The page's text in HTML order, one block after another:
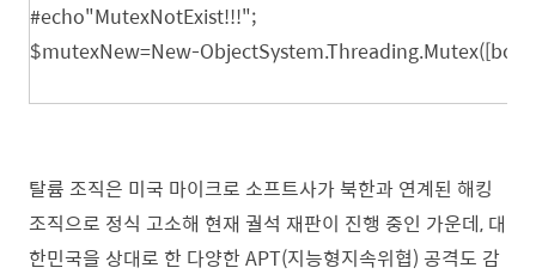
#echo"MutexNotExist!!!";
$mutexNew=New-
탈륨 조직은 미국 마이크로 소프트사가 북한과 연계된 해킹
조직으로 정식 고소해 현재 궐석 재판이 진행 중인 가운데, 대
한민국을 상대로 한 다양한 APT(지능형지속위협) 공격도 감